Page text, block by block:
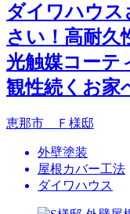
ダイワハウ
さい！高耐久
光触媒コーテ
観性続くお家
恵那市 Ｆ様邸
外壁塗装
屋根カバー工法
ダイワハウス